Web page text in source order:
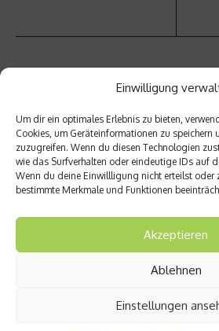
Einwilligung
Um dir ein optimales Erlebnis zu bieten,
Cookies, um Geräteinformationen zu
zuzugreifen. Wenn du diesen Technologien
wie das Surfverhalten oder eindeutige IDs auf
Wenn du deine Einwillligung nicht erteilst oder
bestimmte Merkmale und Funktionen
Akzeptieren
Ablehnen
Einstellungen
Fitnesskonzept in München
Vom
Bar:
welche ...